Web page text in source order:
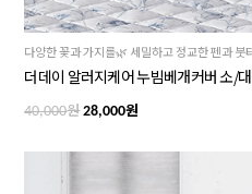
더데이 알러지케어 누빔베개커버 소/대
40,000원28,000원